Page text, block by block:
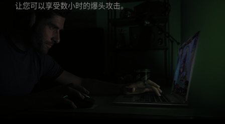
让您可以享受数小时的爆头攻击。